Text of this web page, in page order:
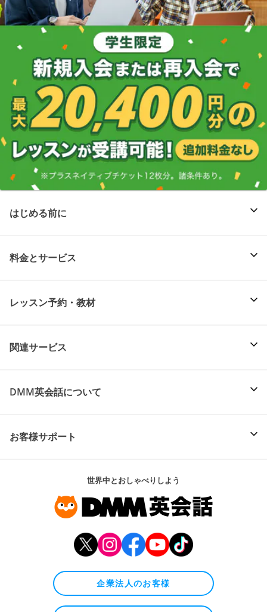
はじめる前に
料金とサービス
レッスン予約・教材
関連サービス
DMM英会話について
お客様サポート
世界中とおしゃべりしよう
企業法人のお客様